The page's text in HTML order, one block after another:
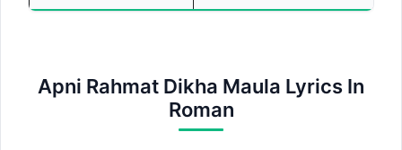
Apni Rahmat Dikha Maula Lyrics In
Roman